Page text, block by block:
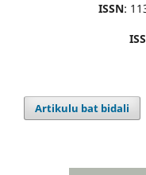
ISSN:
Artikulu bat bidali